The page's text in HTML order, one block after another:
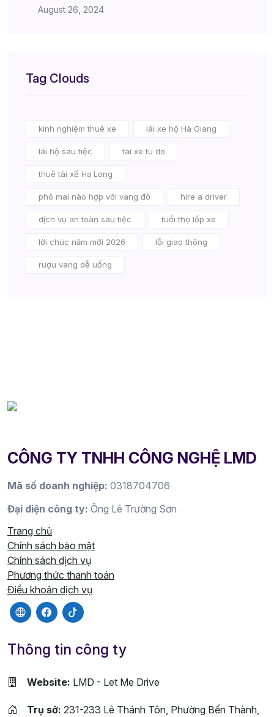
August 26, 2024
Tag Clouds
kinh nghiệm thuê xe lái xe hộ Hà Giang
lái hộ sau tiệc tai xe tu do
thuê tài xế Hạ Long
phô mai nào hợp với vang đỏ hire a driver
dịch vụ an toàn sau tiệc tuổi thọ lốp xe
lời chúc năm mới 2026 lỗi giao thông
rượu vang dễ uống
CÔNG TY TNHH CÔNG NGHỆ LMD
Mã số doanh nghiệp: 0318704706
Đại diện công ty: Ông Lê Trường Sơn
Trang chủ
Chính sách bảo mật
Chính sách dịch vụ
Phương thức thanh toán
Điều khoản dịch vụ
Thông tin công ty
Website: LMD - Let Me Drive
Trụ sở: 231-233 Lê Thánh Tôn, Phường Bến Thành,